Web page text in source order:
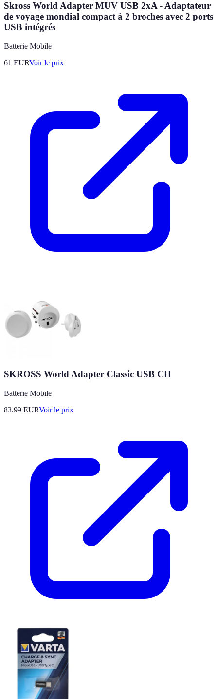
Skross World Adapter MUV USB 2xA - Adaptateur
de voyage mondial compact à 2 broches avec 2 ports
USB intégrés
Batterie Mobile
61 EURVoir le prix
SKROSS World Adapter Classic USB CH
Batterie Mobile
83.99 EURVoir le prix